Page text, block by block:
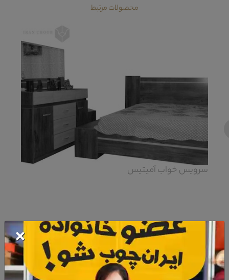
محصولات مرتبط
سرویس خواب آمیتیس
معرفی صندلی سرویس خواب آمیتیس ×